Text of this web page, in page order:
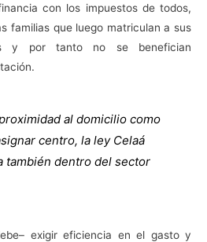
con los impuestos de todos,
familias que luego matriculan a sus
y por tanto no se benefician
al domicilio como
centro, la ley Celaá
también dentro del sector
exigir eficiencia en el gasto y